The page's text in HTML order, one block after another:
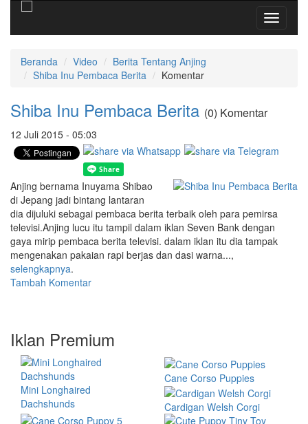
Toggle
Beranda Video
Berita Tentang Anjing
Shiba Inu Pembaca Berita
Komentar
Shiba Inu Pembaca Berita (0) Komentar
12 Juli 2015 - 05:03
Anjing bernama Inuyama Shibao
di Jepang jadi bintang lantaran
dia dijuluki sebagai pembaca berita terbaik oleh para pemirsa
televisi.Anjing lucu itu tampil dalam iklan Seven Bank dengan
gaya mirip pembaca berita televisi. dalam iklan itu dia tampak
mengenakan pakaian rapi berjas dan dasi warna...,
selengkapnya.
Tambah Komentar
Iklan Premium
Mini Longhaired
Dachshunds
Cane Corso Puppies
Cardigan Welsh Corgi